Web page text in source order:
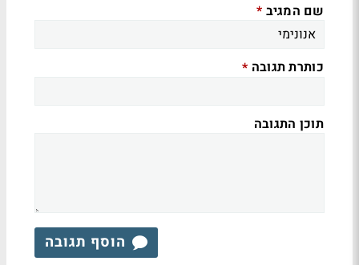
שם המגיב *
כותרת תגובה *
תוכן התגובה
הוסף תגובה